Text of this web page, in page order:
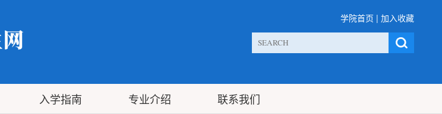
学院首页 | 加入收藏
入学指南 专业介绍 联系我们